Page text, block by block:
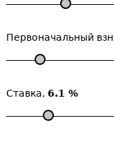
Первоначальный
Ставка, 6.1 %